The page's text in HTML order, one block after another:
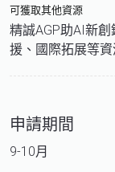
可獲取其他資源
精誠AGP助AI新
援、國際拓展等
申請期間
9-10月